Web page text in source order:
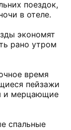
поездок,
в отеле.
экономят
рано утром
время
пейзажи
и мерцающие
спальные